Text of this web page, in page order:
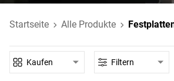
Startseite Alle Produkte
Kaufen Filtern